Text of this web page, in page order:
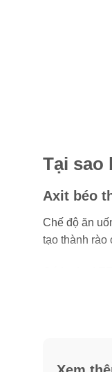
Tại sao
Axit béo
Chế độ ăn
tạo thành rào